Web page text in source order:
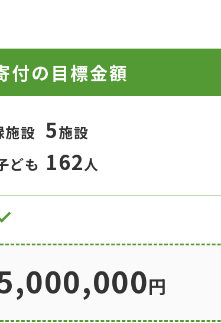
付の目標金額
施設 5施設
ども 162人
円